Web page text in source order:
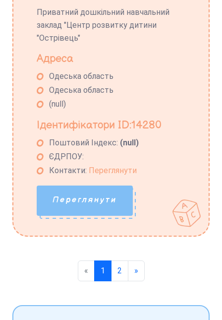
Приватний дошкільний навчальний
заклад "Центр розвитку дитини
"Острівець"
Адреса
Одеська область
Одеська область
(null)
Ідентифікатори ID:14280
Поштовий Індекс: (null)
ЄДРПОУ:
Контакти: Переглянути
Переглянути
« 1 2 »